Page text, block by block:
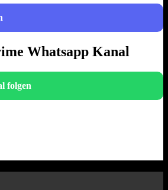
Whatsapp Kanal
folgen